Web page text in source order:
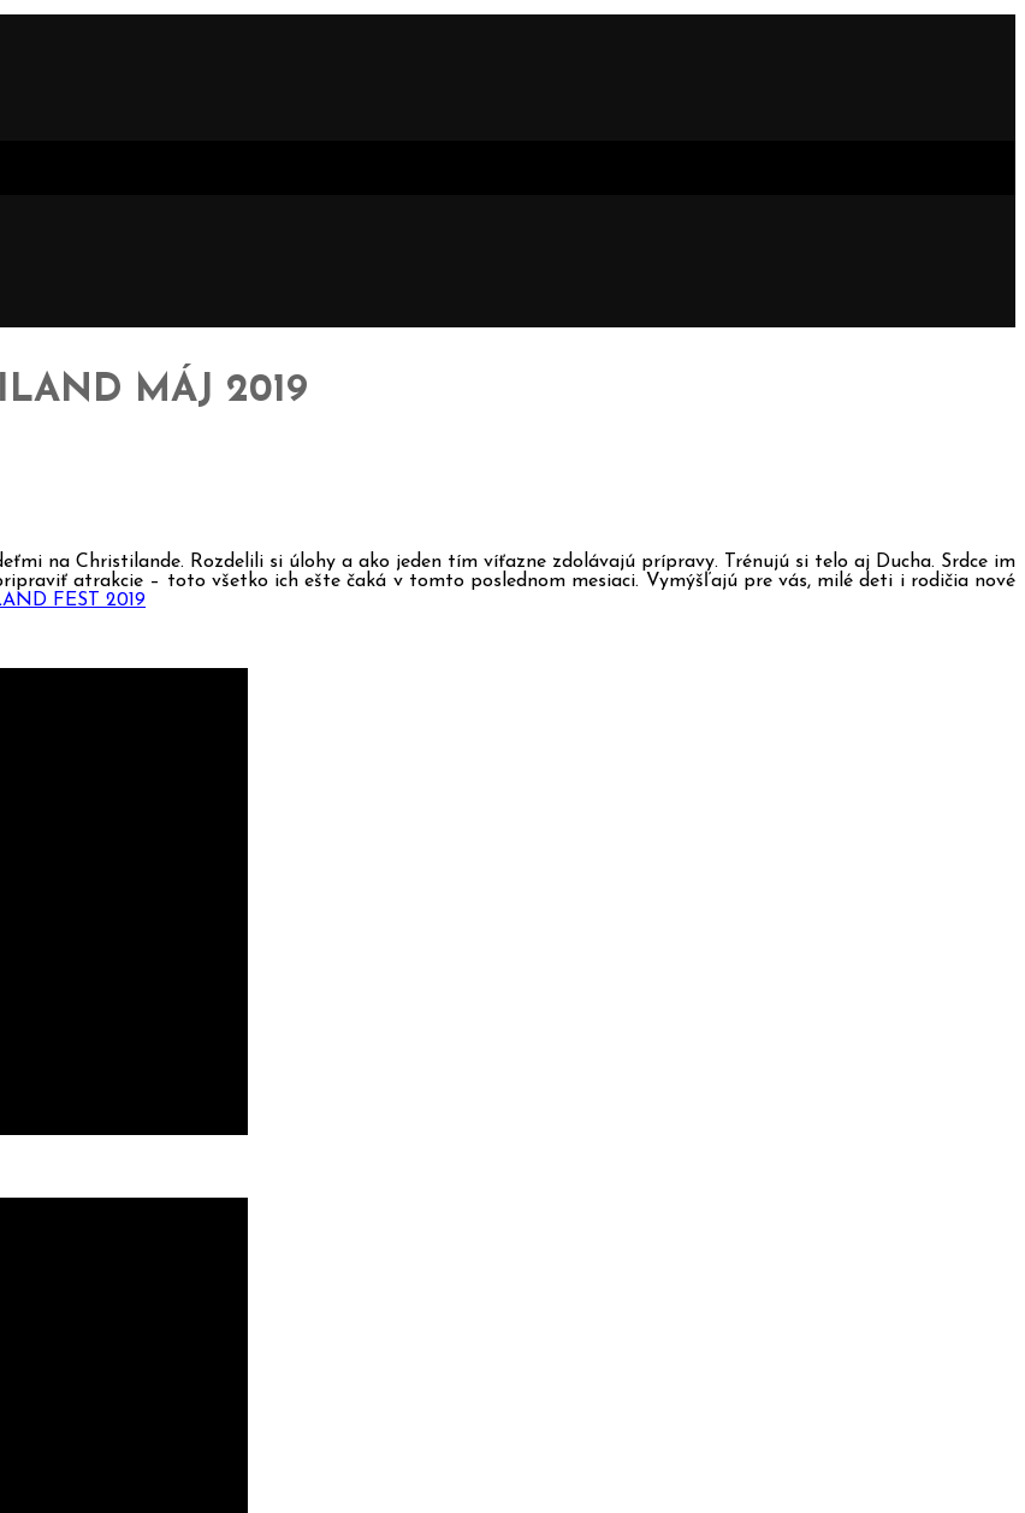
MÁJ 2019
na Christilande. Rozdelili si úlohy a ako jeden tím víťazne zdolávajú prípravy. Trénujú si telo aj Ducha. Srdce im
atrakcie – toto všetko ich ešte čaká v tomto poslednom mesiaci. Vymýšľajú pre vás, milé deti i rodičia nové
FEST 2019